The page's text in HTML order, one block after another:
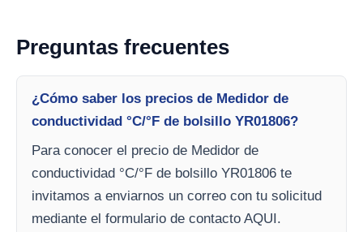
Preguntas frecuentes
¿Cómo saber los precios de Medidor de
conductividad °C/°F de bolsillo YR01806?
Para conocer el precio de Medidor de
conductividad °C/°F de bolsillo YR01806 te
invitamos a enviarnos un correo con tu solicitud
mediante el formulario de contacto AQUI.